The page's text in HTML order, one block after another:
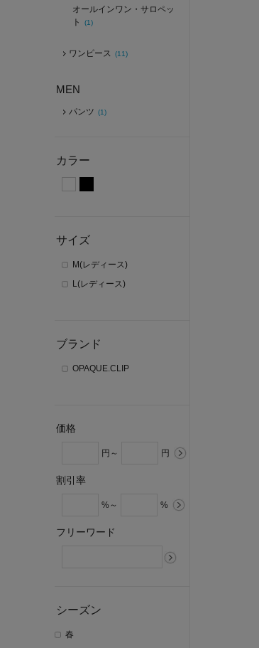
オールインワン・サロペッ
ト
(1)
ワンピース (11)
MEN
パンツ (1)
カラー
サイズ
M(レディース)
L(レディース)
ブランド
OPAQUE.CLIP
価格
円～ 円
割引率
%～ %
フリーワード
シーズン
春